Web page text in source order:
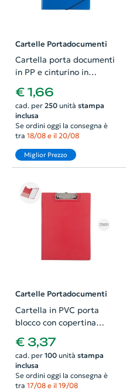
Cartelle Portadocumenti
Cartella porta documenti
in PP e cinturino in
diverse colorazioni
€ 1,66
cad. per 250unità stampa
inclusa
Se ordini oggi la consegna è
tra 18/08 e il 20/08
Miglior Prezzo
Cartelle Portadocumenti
Cartella in PVC porta
blocco con copertina
23×31.5×0.5cm
€ 3,37
cad. per 100unità stampa
inclusa
Se ordini oggi la consegna è
tra 17/08 e il 19/08